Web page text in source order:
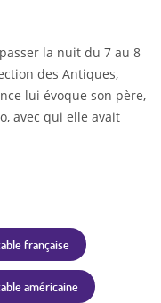
la nuit du 7 au 8
des Antiques,
lui évoque son père,
avec qui elle avait
française
américaine